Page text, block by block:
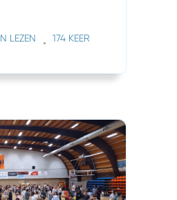
LEZEN
174 KEER